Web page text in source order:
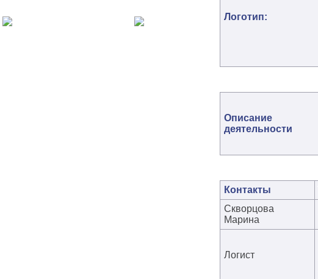
Логотип:
Описание
деятельности
Контакты
Скворцова
Марина
Логист